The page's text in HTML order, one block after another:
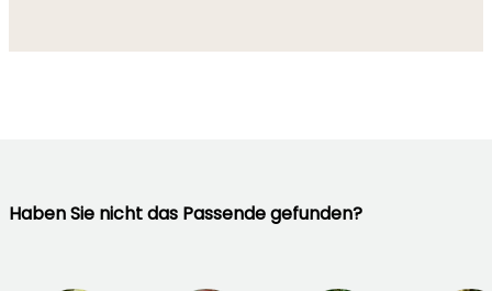
Haben Sie nicht das Passende gefunden?